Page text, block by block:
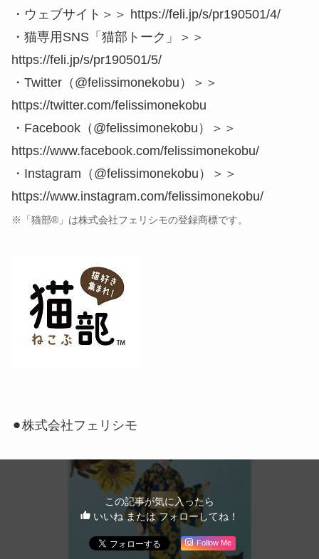
・ウェブサイト＞＞ https://feli.jp/s/pr190501/4/
・猫専用SNS「猫部トーク」＞＞
https://feli.jp/s/pr190501/5/
・Twitter（@felissimonekobu）＞＞
https://twitter.com/felissimonekobu
・Facebook（@felissimonekobu）＞＞
https://www.facebook.com/felissimonekobu/
・Instagram（@felissimonekobu）＞＞
https://www.instagram.com/felissimonekobu/
※「猫部®」は株式会社フェリシモの登録商標です。
⚫︎株式会社フェリシモ
この記事が気に入ったら
いいね または フォローしてね！
Follow Me